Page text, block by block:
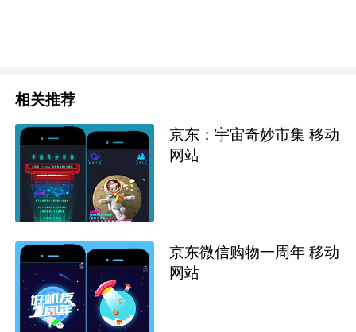
相关推荐
京东：宇宙奇妙市集 移动
网站
京东微信购物一周年 移动
网站